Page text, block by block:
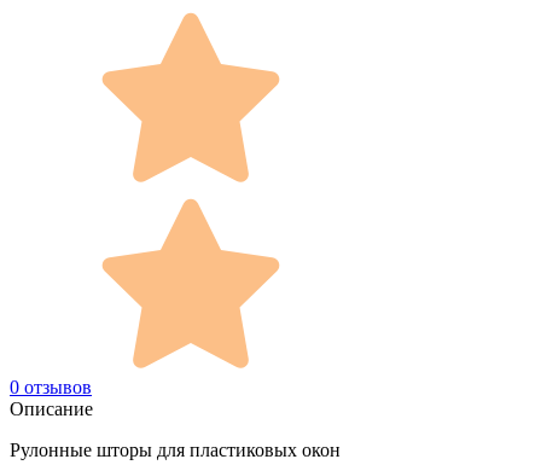
0 отзывов
Описание
Рулонные шторы для пластиковых окон